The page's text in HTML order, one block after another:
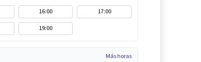
16:00
17:00
19:00
Más horas